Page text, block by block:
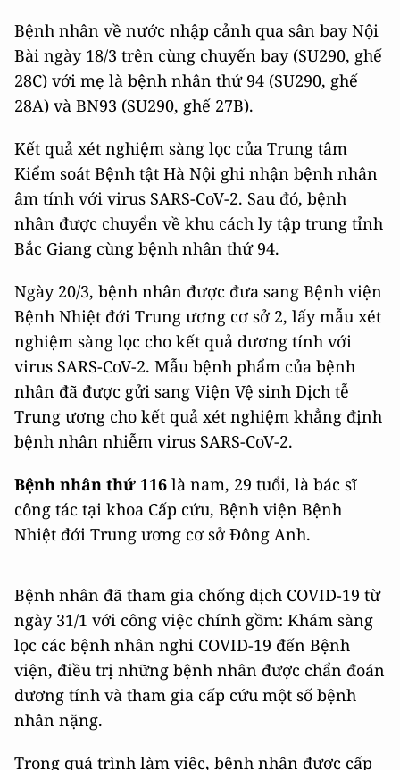
Bệnh nhân về nước nhập cảnh qua sân bay Nội
Bài ngày 18/3 trên cùng chuyến bay (SU290, ghế
28C) với mẹ là bệnh nhân thứ 94 (SU290, ghế
28A) và BN93 (SU290, ghế 27B).
Kết quả xét nghiệm sàng lọc của Trung tâm
Kiểm soát Bệnh tật Hà Nội ghi nhận bệnh nhân
âm tính với virus SARS-CoV-2. Sau đó, bệnh
nhân được chuyển về khu cách ly tập trung tỉnh
Bắc Giang cùng bệnh nhân thứ 94.
Ngày 20/3, bệnh nhân được đưa sang Bệnh viện
Bệnh Nhiệt đới Trung ương cơ sở 2, lấy mẫu xét
nghiệm sàng lọc cho kết quả dương tính với
virus SARS-CoV-2. Mẫu bệnh phẩm của bệnh
nhân đã được gửi sang Viện Vệ sinh Dịch tễ
Trung ương cho kết quả xét nghiệm khẳng định
bệnh nhân nhiễm virus SARS-CoV-2.
Bệnh nhân thứ 116 là nam, 29 tuổi, là bác sĩ
công tác tại khoa Cấp cứu, Bệnh viện Bệnh
Nhiệt đới Trung ương cơ sở Đông Anh.
Bệnh nhân đã tham gia chống dịch COVID-19 từ
ngày 31/1 với công việc chính gồm: Khám sàng
lọc các bệnh nhân nghi COVID-19 đến Bệnh
viện, điều trị những bệnh nhân được chẩn đoán
dương tính và tham gia cấp cứu một số bệnh
nhân nặng.
Trong quá trình làm việc, bệnh nhân được cấp